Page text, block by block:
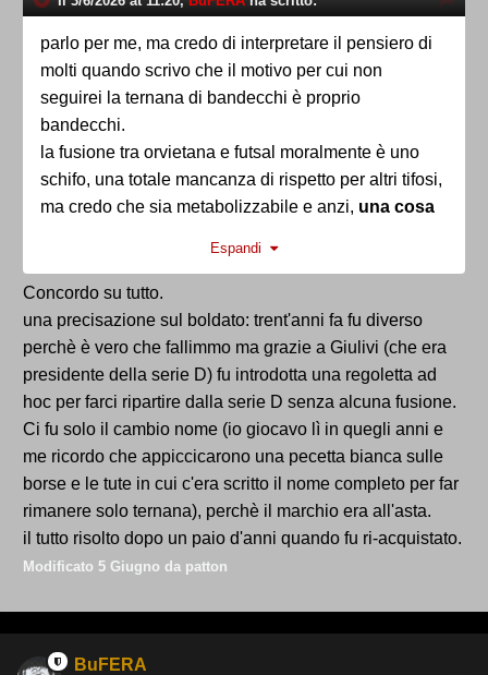
circondarsi di persone serie e capaci invece che di
scappati di casa e delinquenti visto che le capacità
per pagarli li ha.
E vedrete che già si inizierebbe a valutare
diversamente quello che potrebbe essere l'unico
progetto per far ripartire una squadra che
Ternana1925 lo dovrà dimostrare di poterlo essere.
psicofarmaci e le battute da 104 si farebbe un
piacere pure alla sua immagine per quanto ormai
possibile.
Lo so non servirebbero i tuoi consigli ma
direttamente l'intercedere di Gesù Cristo ma tant'è
parlo per me, ma credo di interpretare il pensiero di
molti quando scrivo che il motivo per cui non
seguirei la ternana di bandecchi è proprio
bandecchi.
la fusione tra orvietana e futsal moralmente è uno
schifo, una totale mancanza di rispetto per altri tifosi,
ma credo che sia metabolizzabile e anzi, una cosa
passato quando siamo falliti trent'anni fa.
gli orvietani giustamente ce l'hanno col proprio
presidente. se riusciranno a fermare la fusione
avranno solo la mia simpatia. se non ci riusciranno
ho l'impressione che sarebbero andati comunque
incontro ad un periodo buio. se la nuova ternana
nascerà da quella fusione sarà solo una delle tante
schifezze del calcio attuale... e troppi ce ne
sarebbero di motivi per non seguirlo più.
il problema reale è che siamo ancora ostaggio di chi
ci ha portato dalla b a chissà dove.
Espandi
Concordo su tutto.
una precisazione sul boldato: trent'anni fa fu diverso
perchè è vero che fallimmo ma grazie a Giulivi (che era
presidente della serie D) fu introdotta una regoletta ad
hoc per farci ripartire dalla serie D senza alcuna fusione.
Ci fu solo il cambio nome (io giocavo lì in quegli anni e
me ricordo che appiccicarono una pecetta bianca sulle
borse e le tute in cui c'era scritto il nome completo per far
rimanere solo ternana), perchè il marchio era all'asta.
il tutto risolto dopo un paio d'anni quando fu ri-acquistato.
Modificato 5 Giugno da patton
BuFERA